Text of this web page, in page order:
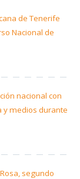
de Tenerife
Nacional de
nacional con
y medios durante
segundo